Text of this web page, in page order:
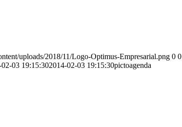
uploads/2018/11/Logo-Optimus-Empresarial.png 0 0
02-03 19:15:302014-02-03 19:15:30pictoagenda